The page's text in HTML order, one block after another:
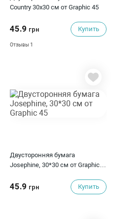
Country 30х30 см от Graphic 45
45.9 грн Купить
Отзывы 1
Двусторонняя бумага
Josephine, 30*30 см от Graphic
45.9 грн Купить